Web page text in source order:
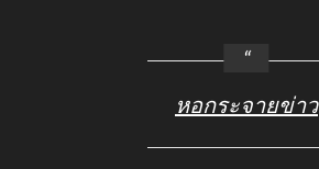
หอกระจายข่าว